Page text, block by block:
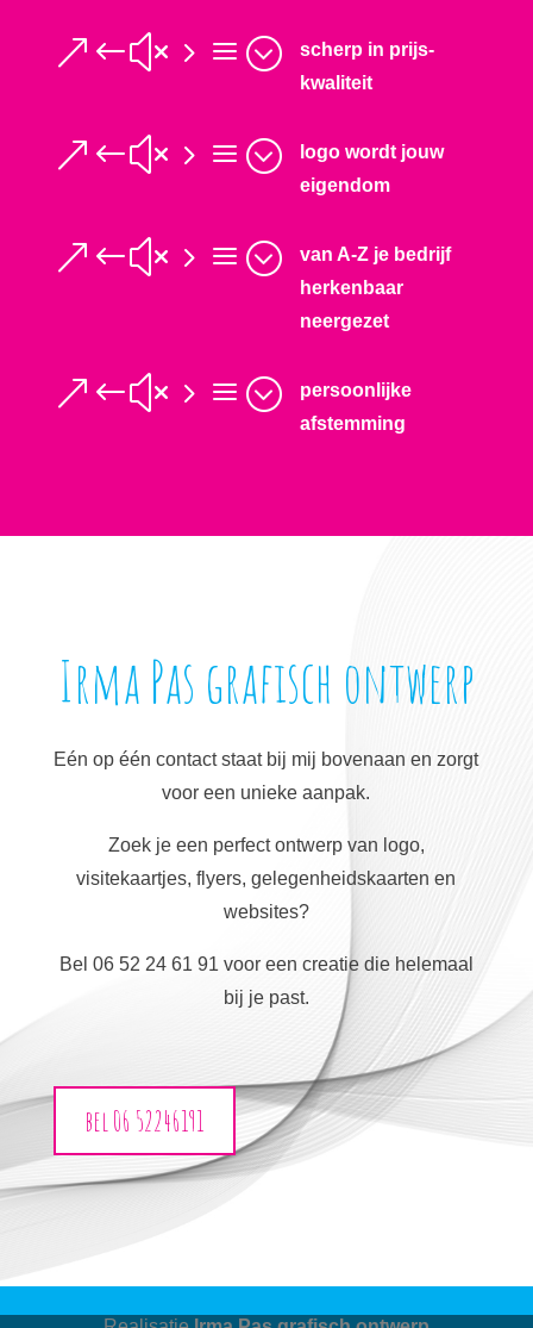
&#x5a;
scherp in prijs-
kwaliteit
&#x5a;
logo wordt jouw
eigendom
&#x5a;
van A-Z je bedrijf
herkenbaar
neergezet
&#x5a;
persoonlijke
afstemming
Irma Pas grafisch ontwerp
Eén op één contact staat bij mij bovenaan en zorgt
voor een unieke aanpak.
Zoek je een perfect ontwerp van logo,
visitekaartjes, flyers, gelegenheidskaarten en
websites?
Bel 06 52 24 61 91 voor een creatie die helemaal
bij je past.
bel 06 52246191